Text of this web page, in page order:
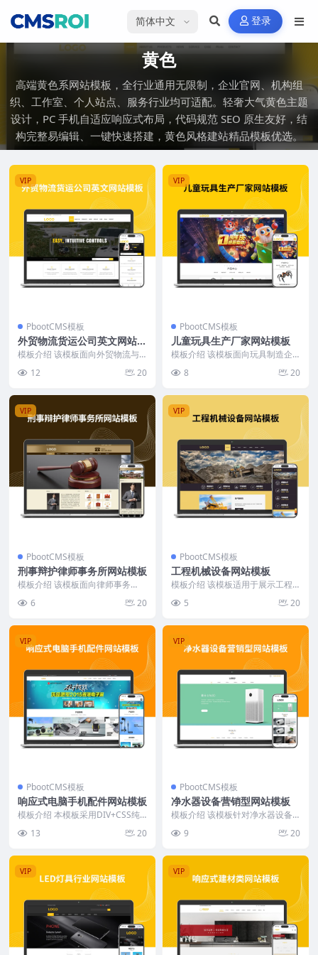
选择语言 登录
黄色
高端黄色系网站模板，全行业通用无限制，企业官网、机构组
织、工作室、个人站点、服务行业均可适配。轻奢大气黄色主题
设计，PC 手机自适应响应式布局，代码规范 SEO 原生友好，结
构完整易编辑、一键快速搭建，黄色风格建站精品模板优选。
VIP
PbootCMS模板
外贸物流货运公司英文网站模
板
模板介绍 该模板面向外贸物流与
整体布局以深蓝色与白...
12 20
VIP
PbootCMS模板
儿童玩具生产厂家网站模板
模板介绍 该模板面向玩具制造企
据”“行业新闻”三...
8 20
VIP
PbootCMS模板
刑事辩护律师事务所网站模板
模板介绍 该模板面向律师事务
形象，核心栏目包括律所...
6 20
VIP
PbootCMS模板
工程机械设备网站模板
模板介绍 该模板适用于展示工程
晰，功能模块覆盖企业...
5 20
VIP
PbootCMS模板
响应式电脑手机配件网站模板
模板介绍 本模板采用DIV+CSS纯
首页布局突出产...
13 20
VIP
PbootCMS模板
净水器设备营销型网站模板
模板介绍 该模板针对净水器设备
象塑造。首页结构简洁...
9 20
VIP VIP